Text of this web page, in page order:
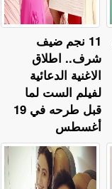
11 نجم ضيف
شرف.. اطلاق
الاغنية الدعائية
لفيلم الست لما
قبل طرحه في 19
أغسطس